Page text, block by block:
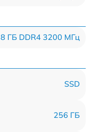
8 ГБ DDR4 3200 МГц
SSD
256 ГБ